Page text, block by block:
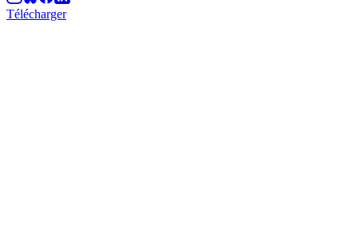
Télécharger